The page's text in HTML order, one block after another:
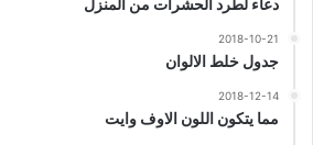
دعاء لطرد الحشرات من المنزل
2018-10-21
جدول خلط الالوان
2018-12-14
مما يتكون اللون الاوف وايت